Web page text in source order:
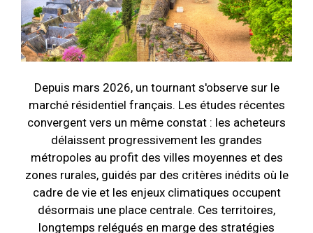
Depuis mars 2026, un tournant s'observe sur le
marché résidentiel français. Les études récentes
convergent vers un même constat : les acheteurs
délaissent progressivement les grandes
métropoles au profit des villes moyennes et des
zones rurales, guidés par des critères inédits où le
cadre de vie et les enjeux climatiques occupent
désormais une place centrale. Ces territoires,
longtemps relégués en marge des stratégies